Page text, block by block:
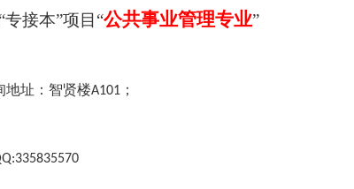
“专接本”项目“公共事业管理专业”
地址：智贤楼A101 ；